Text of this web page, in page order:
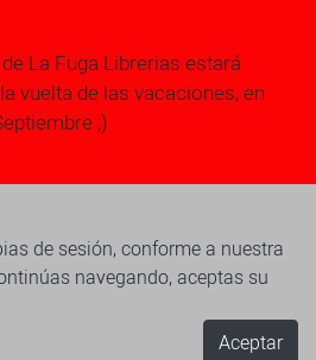
La Fuga Librerias estará
vuelta de las vacaciones, en
;)
de sesión, conforme a nuestra
navegando, aceptas su
Aceptar